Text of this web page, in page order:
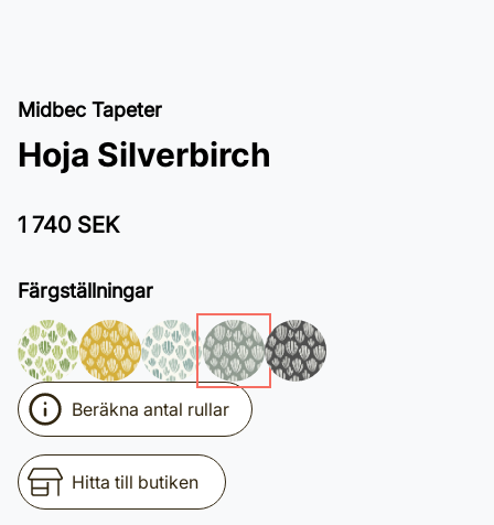
Midbec Tapeter
Hoja Silverbirch
1 740 SEK
Färgställningar
Beräkna antal rullar
Hitta till butiken